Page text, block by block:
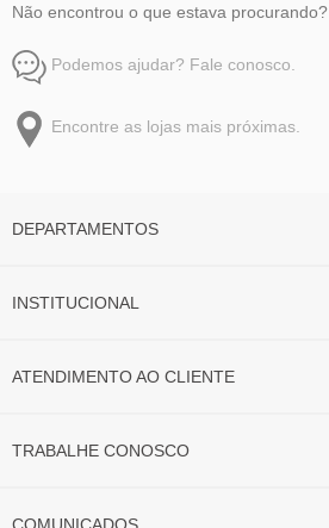
Não encontrou o que estava procurando?
Podemos ajudar? Fale conosco.
Encontre as lojas mais próximas.
DEPARTAMENTOS
INSTITUCIONAL
ATENDIMENTO AO CLIENTE
TRABALHE CONOSCO
COMUNICADOS